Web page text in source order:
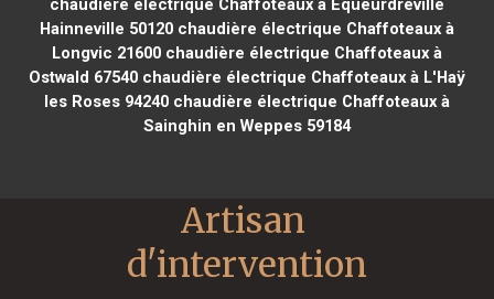
Hainneville 50120chaudière électrique Chaffoteaux à
Longvic 21600chaudière électrique Chaffoteaux à
Ostwald 67540chaudière électrique Chaffoteaux à L'Haÿ
les Roses 94240chaudière électrique Chaffoteaux à
Sainghin en Weppes 59184
Artisan
d'intervention